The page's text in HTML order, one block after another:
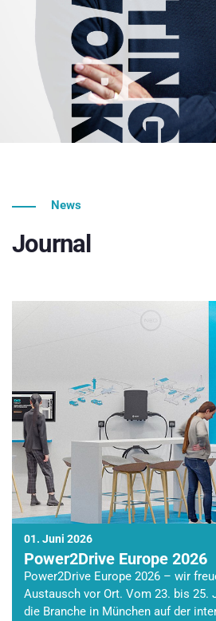
News
Journal
01. Juni 2026
Power2Drive Europe 2026
Power2Drive Europe 2026 – wir
Austausch vor Ort. Vom 23. bis 25.
die Branche in München auf der